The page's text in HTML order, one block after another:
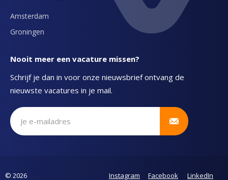
Amsterdam
Groningen
Nooit meer een vacature missen?
Schrijf je dan in voor onze nieuwsbrief ontvang de
nieuwste vacatures in je mail.
Schrijf je in voor onze nieuwsbrief
© 2026
Instagram Facebook LinkedIn